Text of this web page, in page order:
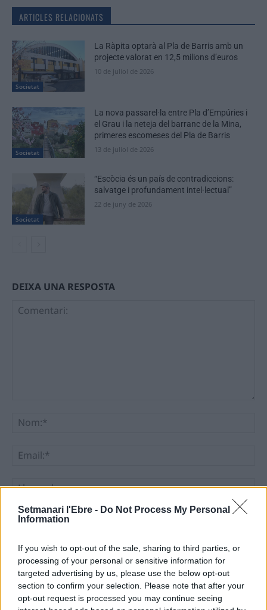
Setmanari l'Ebre - Do Not Process My Personal
Information
If you wish to opt-out of the sale, sharing to third parties, or
processing of your personal or sensitive information for
targeted advertising by us, please use the below opt-out
section to confirm your selection. Please note that after your
opt-out request is processed you may continue seeing
ARTICLES RELACIONATS
Societat
La Ràpita optarà al Pla de Barris amb un
projecte valorat en 12,5 milions d’euros
10 de juliol de 2026
Societat
La nova passarel·la entre Pla d’Empúries i
el Grau i la neteja del barranc de la Mina,
primeres escomeses del Pla de Barris
13 de juliol de 2026
Societat
“Escòcia és un país de contradiccions:
salvatge i profundament intel·lectual”
22 de juny de 2026
DEIXA UNA RESPOSTA
Deseu el meu nom, el correu electrònic i el lloc web en